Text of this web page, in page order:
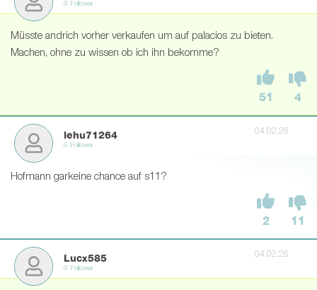
0 Follower
Müsste andrich vorher verkaufen um auf palacios zu bieten.
Machen, ohne zu wissen ob ich ihn bekomme?
51 4
lehu71264
0 Follower
04.02.26
Hofmann garkeine chance auf s11?
2 11
Lucx585
0 Follower
04.02.26